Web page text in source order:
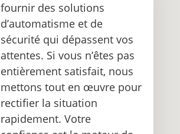
fournir des solutions
d’automatisme et de
sécurité qui dépassent vos
attentes. Si vous n’êtes pas
entièrement satisfait, nous
mettons tout en œuvre pour
rectifier la situation
rapidement. Votre